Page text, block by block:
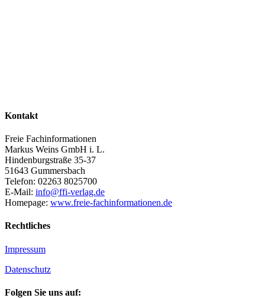
Kontakt
Freie Fachinformationen
Markus Weins GmbH i. L.
Hindenburgstraße 35-37
51643 Gummersbach
Telefon: 02263 8025700
E-Mail: info@ffi-verlag.de
Homepage: www.freie-fachinformationen.de
Rechtliches
Impressum
Datenschutz
Folgen Sie uns auf: